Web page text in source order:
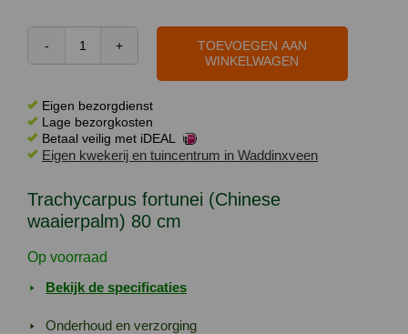
Trachycarpus fortunei (Chinese
waaierpalm) 80 cm
Op voorraad
Trachycarpus
(Chinese
waaierpalm)
80
cm
TOEVOEGEN AAN
WINKELWAGEN
Eigen bezorgdienst
Lage bezorgkosten
Betaal veilig met iDEAL
Eigen kwekerij en tuincentrum in Waddinxveen
Bekijk de specificaties
Onderhoud en verzorging